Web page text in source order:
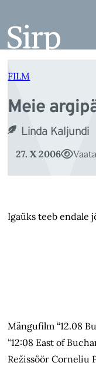
juurde
FILM
Meie
Linda Kaljundi
27. X 2006
Igaüks teeb endale
Mängufilm “12.08
“12:08 East of
Režissöör Corneliu